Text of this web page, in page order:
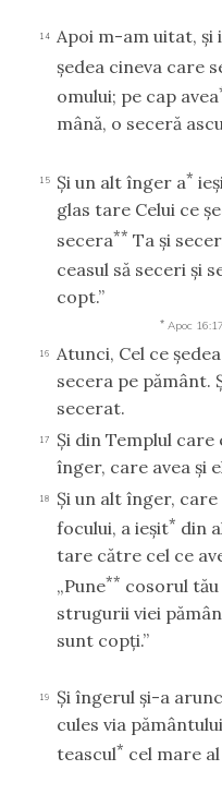
14 Apoi m-am uitat, şi
şedea cineva care
omului; pe cap avea
mână, o seceră
15 Şi un alt înger a*
glas tare Celui ce
secera** Ta şi
ceasul să seceri şi
copt.”
* Apoc 16:17
16
Atunci, Cel ce
secera pe pământ.
secerat.
17
Şi din Templul
înger, care avea şi
18
Şi un alt înger,
focului, a ieşit* din
tare către cel ce
„Pune** cosorul
strugurii viei
sunt copţi.”
19
Şi îngerul şi-a
cules via
teascul* cel mare